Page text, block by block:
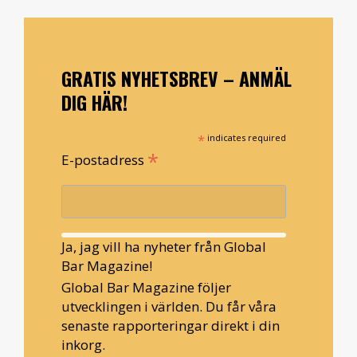
GRATIS NYHETSBREV – ANMÄL
DIG HÄR!
* indicates required
E-postadress *
Ja, jag vill ha nyheter från Global
Bar Magazine!
Global Bar Magazine följer
utvecklingen i världen. Du får våra
senaste rapporteringar direkt i din
inkorg.